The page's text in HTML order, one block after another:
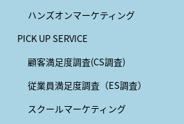
ハンズオンマーケティング
PICK UP SERVICE
顧客満足度調査(CS調査)
従業員満足度調査（ES調査）
スクールマーケティング